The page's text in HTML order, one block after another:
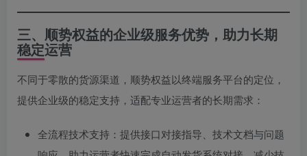
三、顺势权益的企业级服务优势，助力长期
稳定运营
不同于零散的货源渠道，顺势权益以终端服务平台的定位，
提供企业级的稳定支持，适配专业运营者的长期需求：
全流程技术支持：提供接口对接指导、技术文档与问题